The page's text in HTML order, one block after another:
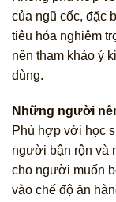
của ngũ cốc, đặc
tiêu hóa nghiêm
nên tham khảo ý
dùng.
Những người
Phù hợp với học
người bận rộn và
cho người muốn
vào chế độ ăn